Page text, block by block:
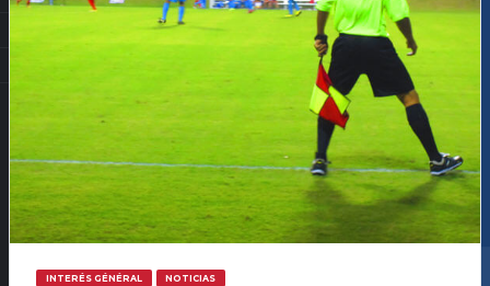
INTERÉS GÉNÉRAL NOTICIAS